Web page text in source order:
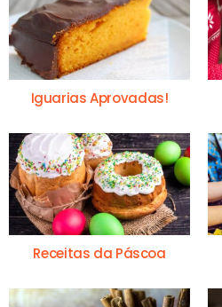
Iguarias Aprovadas!
Receitas da Páscoa